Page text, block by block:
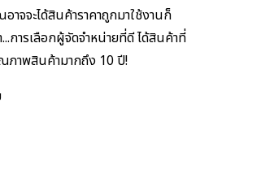
จจะได้สินค้าราคาถูกมาใช้งานก็
ารเลือกผู้จัดจำหน่ายที่ดี ได้สินค้าที่
ภาพสินค้ามากถึง 10 ปี!